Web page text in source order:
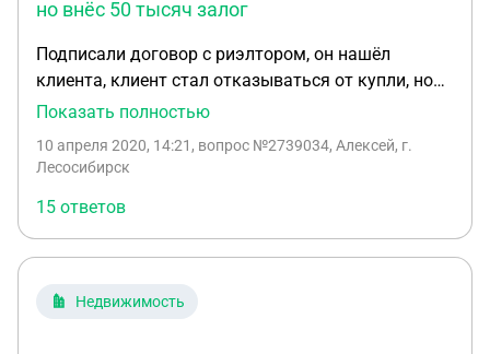
но внёс 50 тысяч залог
Подписали договор с риэлтором, он нашёл
клиента, клиент стал отказываться от купли, но
внёс 50 тысяч залог, после отказа забрал деньги ,
покупать квартиру, теперь требует с меня 50
?
Показать полностью
10 апреля 2020, 14:21 , вопрос №2739034, Алексей, г.
Лесосибирск
15 ответов
Недвижимость